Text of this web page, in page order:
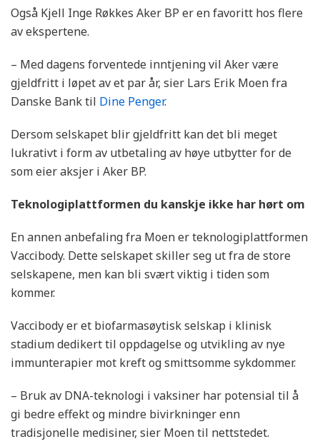
Også Kjell Inge Røkkes Aker BP er en favoritt hos flere
av ekspertene.
– Med dagens forventede inntjening vil Aker være
gjeldfritt i løpet av et par år, sier Lars Erik Moen fra
Danske Bank til Dine Penger.
Dersom selskapet blir gjeldfritt kan det bli meget
lukrativt i form av utbetaling av høye utbytter for de
som eier aksjer i Aker BP.
Teknologiplattformen du kanskje ikke har hørt om
En annen anbefaling fra Moen er teknologiplattformen
Vaccibody. Dette selskapet skiller seg ut fra de store
selskapene, men kan bli svært viktig i tiden som
kommer.
Vaccibody er et biofarmasøytisk selskap i klinisk
stadium dedikert til oppdagelse og utvikling av nye
immunterapier mot kreft og smittsomme sykdommer.
– Bruk av DNA-teknologi i vaksiner har potensial til å
gi bedre effekt og mindre bivirkninger enn
tradisjonelle medisiner, sier Moen til nettstedet.